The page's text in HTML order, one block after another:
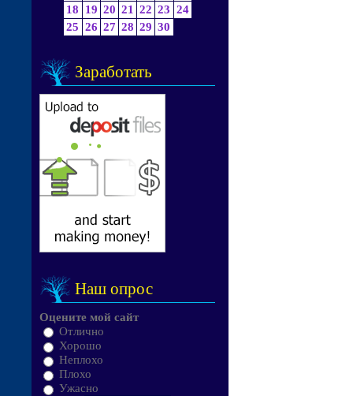
18
19 20 21 22 23 24
25 26 27 28 29 30
Заработать
Наш опрос
Оцените мой сайт
Отлично
Хорошо
Неплохо
Плохо
Ужасно